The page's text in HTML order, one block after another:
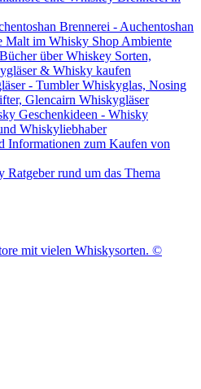
Brennerei - Auchentoshan
Malt im Whisky Shop Ambiente
über Whiskey Sorten,
& Whisky kaufen
- Tumbler Whiskyglas, Nosing
Glencairn Whiskygläser
Geschenkideen - Whisky
Whiskyliebhaber
Informationen zum Kaufen von
Ratgeber rund um das Thema